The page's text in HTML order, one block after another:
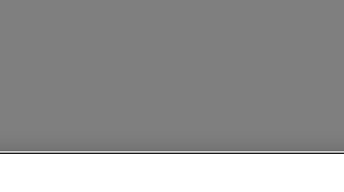
de prêt.